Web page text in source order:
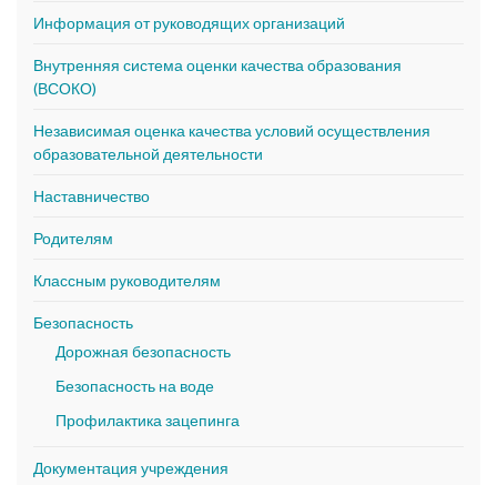
Информация от руководящих организаций
Внутренняя система оценки качества образования
(ВСОКО)
Независимая оценка качества условий осуществления
образовательной деятельности
Наставничество
Родителям
Классным руководителям
Безопасность
Дорожная безопасность
Безопасность на воде
Профилактика зацепинга
Документация учреждения